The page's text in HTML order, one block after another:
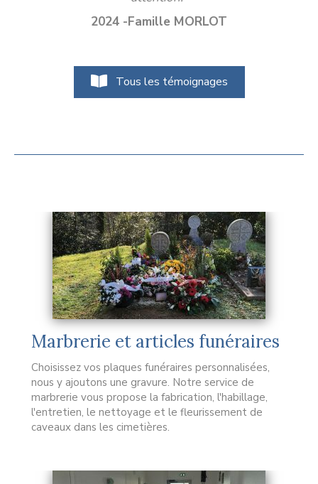
attention."
Marbrerie et articles funéraires
Choisissez vos plaques funéraires personnalisées,
nous y ajoutons une gravure. Notre service de
marbrerie vous propose la fabrication, l'habillage,